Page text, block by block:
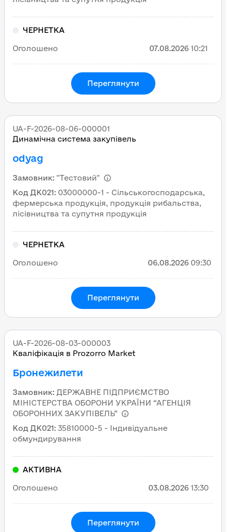
ЧЕРНЕТКА
Оголошено 07.08.2026 10:21
Переглянути
UA-F-2026-08-06-000001
Динамічна система закупівель
odyag
Замовник: "Тестовий"
Код ДК021: 03000000-1 - Сільськогосподарська,
фермерська продукція, продукція рибальства,
лісівництва та супутня продукція
ЧЕРНЕТКА
Оголошено 06.08.2026 09:30
Переглянути
UA-F-2026-08-03-000003
Кваліфікація в Prozorro Market
Бронежилети
Замовник: ДЕРЖАВНЕ ПІДПРИЄМСТВО
МІНІСТЕРСТВА ОБОРОНИ УКРАЇНИ “АГЕНЦІЯ
ОБОРОННИХ ЗАКУПІВЕЛЬ”
Код ДК021: 35810000-5 - Індивідуальне
обмундирування
АКТИВНА
Оголошено 03.08.2026 13:30
Переглянути